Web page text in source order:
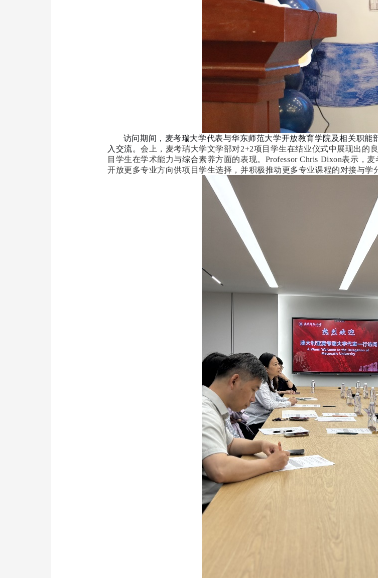
访问期间，麦考瑞大学代表与华东师范大学开放教育学院及相关职能
入交流。会上，麦考瑞大学文学部对2+2项目学生在结业仪式中展现出的
目学生在学术能力与综合素养方面的表现。Professor Chris Dixon表示，
开放更多专业方向供项目学生选择，并积极推动更多专业课程的对接与学